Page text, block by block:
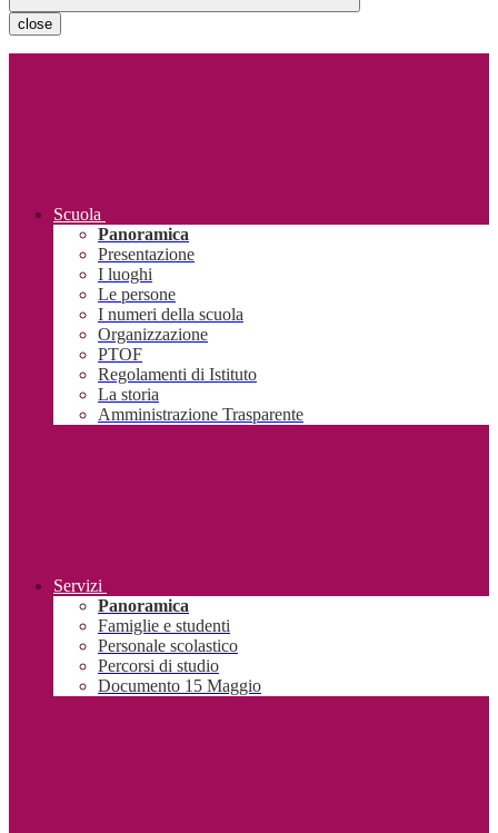
close
Scuola
Panoramica
Presentazione
I luoghi
Le persone
I numeri della scuola
Organizzazione
PTOF
Regolamenti di Istituto
La storia
Amministrazione Trasparente
Servizi
Panoramica
Famiglie e studenti
Personale scolastico
Percorsi di studio
Documento 15 Maggio